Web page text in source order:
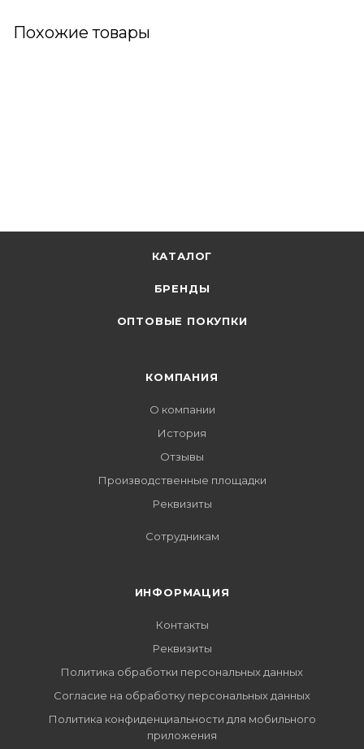
Похожие товары
КАТАЛОГ
БРЕНДЫ
ОПТОВЫЕ ПОКУПКИ
КОМПАНИЯ
О компании
История
Отзывы
Производственные площадки
Реквизиты
Сотрудникам
ИНФОРМАЦИЯ
Контакты
Реквизиты
Политика обработки персональных данных
Согласие на обработку персональных данных
Политика конфиденциальности для мобильного
приложения